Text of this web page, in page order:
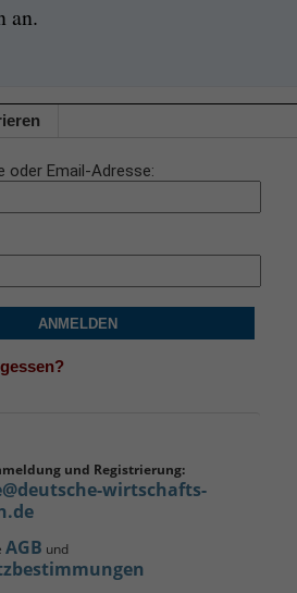
an.
oder Email-Adresse
ANMELDEN
und Registrierung:
wirtschafts-
AGB und